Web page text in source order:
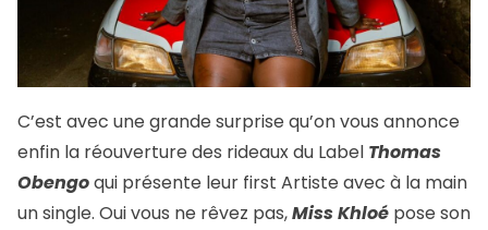
C’est avec une grande surprise qu’on vous annonce
enfin la réouverture des rideaux du Label Thomas
Obengoqui présente leur first Artiste avec à la main
un single. Oui vous ne rêvez pas,Miss Khloé pose son